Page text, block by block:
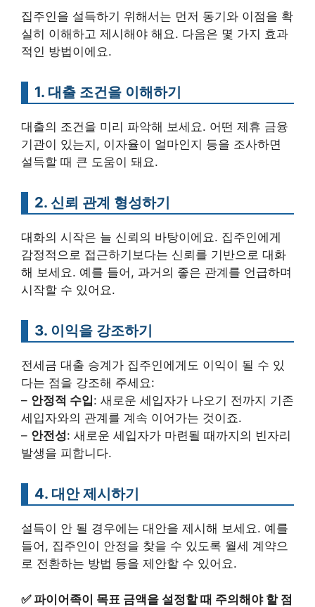
집주인을 설득하기 위해서는 먼저 동기와 이점을 확
실히 이해하고 제시해야 해요. 다음은 몇 가지 효과
적인 방법이에요.
1. 대출 조건을 이해하기
대출의 조건을 미리 파악해 보세요. 어떤 제휴 금융
기관이 있는지, 이자율이 얼마인지 등을 조사하면
설득할 때 큰 도움이 돼요.
2. 신뢰 관계 형성하기
대화의 시작은 늘 신뢰의 바탕이에요. 집주인에게
감정적으로 접근하기보다는 신뢰를 기반으로 대화
해 보세요. 예를 들어, 과거의 좋은 관계를 언급하며
시작할 수 있어요.
3. 이익을 강조하기
전세금 대출 승계가 집주인에게도 이익이 될 수 있
다는 점을 강조해 주세요:
– 안정적 수입: 새로운 세입자가 나오기 전까지 기존
세입자와의 관계를 계속 이어가는 것이죠.
– 안전성: 새로운 세입자가 마련될 때까지의 빈자리
발생을 피합니다.
4. 대안 제시하기
설득이 안 될 경우에는 대안을 제시해 보세요. 예를
들어, 집주인이 안정을 찾을 수 있도록 월세 계약으
로 전환하는 방법 등을 제안할 수 있어요.
✅ 파이어족이 목표 금액을 설정할 때 주의해야 할 점